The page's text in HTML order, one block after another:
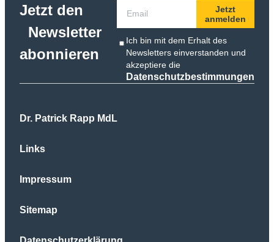
Jetzt den
Newsletter
abonnieren
Ich bin mit dem Erhalt des
Newsletters einverstanden und
akzeptiere die
Datenschutzbestimmungen
Jetzt
anmelden
Dr. Patrick Rapp MdL
Links
Impressum
Sitemap